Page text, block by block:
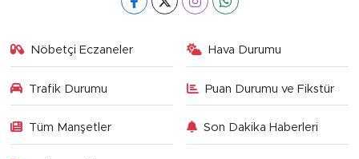
Nöbetçi Eczaneler Hava Durumu
Trafik Durumu Puan Durumu ve Fikstür
Tüm Manşetler Son Dakika Haberleri